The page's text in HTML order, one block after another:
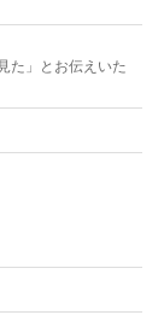
た」とお伝えいた